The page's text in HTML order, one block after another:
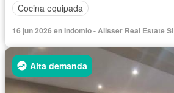
Cocina equipada
16 jun 2026 en Indomio - Alisser Real Estate Sl
Alta demanda